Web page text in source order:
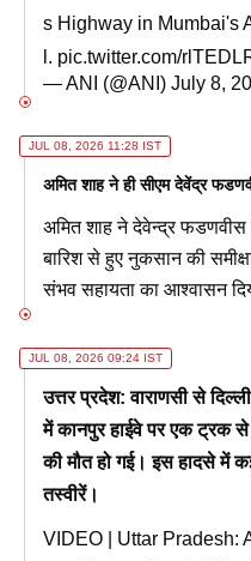
s Highway in Mumbai's
l. pic.twitter.com/
— ANI (@ANI) July 8,
JUL 08, 2026 11:28 IST
अमित शाह ने ही सीएम देवेंद्र
अमित शाह ने देवेन्द्र फडणवीस
बारिश से हुए नुकसान की
संभव सहायता का आश्वासन
JUL 08, 2026 09:24 IST
उत्तर प्रदेश: वाराणसी से
में कानपुर हाईवे पर एक ट्रक
की मौत हो गई। इस हादसे में
तस्वीरें।
VIDEO | Uttar Pradesh: